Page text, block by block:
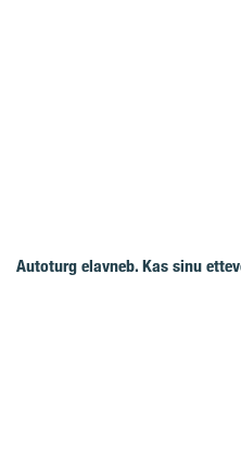
Autoturg elavneb. Kas sinu